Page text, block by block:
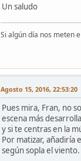
Un saludo
Si algún día nos meten
Agosto 15, 2016, 22:53:20
Pues mira, Fran, no
escena más
y si te centras en la
Por matizar, añadiría
según sopla el viento.